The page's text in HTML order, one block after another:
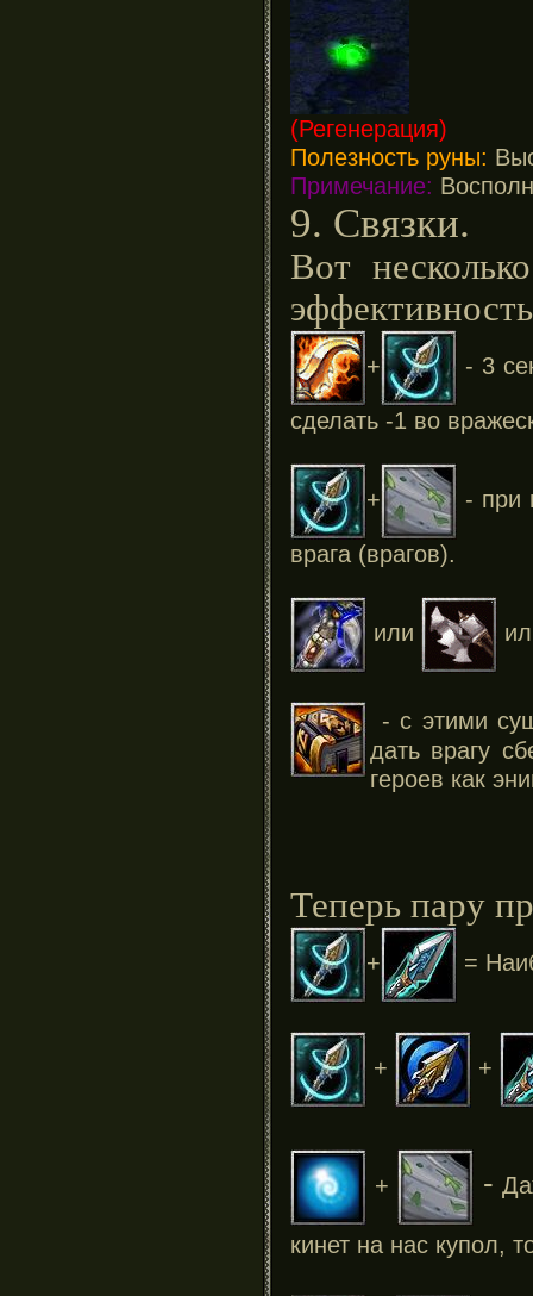
(Регенерация)
Полезность руны:
Примечание:
9. Связки.
Вот
+
- 3
сделать -1 во
+
- при
врага (врагов).
или
- с этими
дать врагу
героев как
Теперь пару
+ =
+ +
+ -
кинет на нас купол,